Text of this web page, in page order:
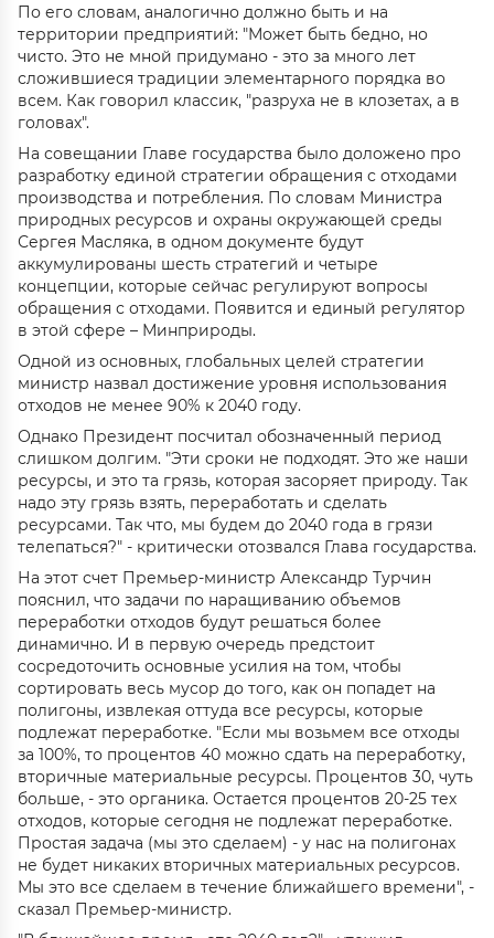
По его словам, аналогично должно быть и на
территории предприятий: "Может быть бедно, но
чисто. Это не мной придумано - это за много лет
сложившиеся традиции элементарного порядка во
всем. Как говорил классик, "разруха не в клозетах, а в
головах".
На совещании Главе государства было доложено про
разработку единой стратегии обращения с отходами
производства и потребления. По словам Министра
природных ресурсов и охраны окружающей среды
Сергея Масляка, в одном документе будут
аккумулированы шесть стратегий и четыре
концепции, которые сейчас регулируют вопросы
обращения с отходами. Появится и единый регулятор
в этой сфере – Минприроды.
Одной из основных, глобальных целей стратегии
министр назвал достижение уровня использования
отходов не менее 90% к 2040 году.
Однако Президент посчитал обозначенный период
слишком долгим. "Эти сроки не подходят. Это же наши
ресурсы, и это та грязь, которая засоряет природу. Так
надо эту грязь взять, переработать и сделать
ресурсами. Так что, мы будем до 2040 года в грязи
телепаться?" - критически отозвался Глава государства.
На этот счет Премьер-министр Александр Турчин
пояснил, что задачи по наращиванию объемов
переработки отходов будут решаться более
динамично. И в первую очередь предстоит
сосредоточить основные усилия на том, чтобы
сортировать весь мусор до того, как он попадет на
полигоны, извлекая оттуда все ресурсы, которые
подлежат переработке. "Если мы возьмем все отходы
за 100%, то процентов 40 можно сдать на переработку,
вторичные материальные ресурсы. Процентов 30, чуть
больше, - это органика. Остается процентов 20-25 тех
отходов, которые сегодня не подлежат переработке.
Простая задача (мы это сделаем) - у нас на полигонах
не будет никаких вторичных материальных ресурсов.
Мы это все сделаем в течение ближайшего времени", -
сказал Премьер-министр.